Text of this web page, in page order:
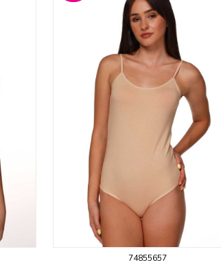
74855657